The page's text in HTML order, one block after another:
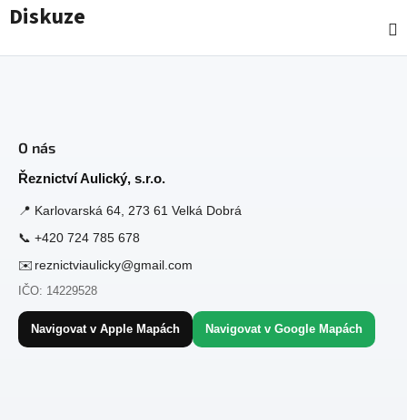
Diskuze
O nás
Řeznictví Aulický, s.r.o.
📍 Karlovarská 64, 273 61 Velká Dobrá
📞 +420 724 785 678
✉️ reznictviaulicky@gmail.com
IČO: 14229528
Navigovat v Apple Mapách Navigovat v Google Mapách